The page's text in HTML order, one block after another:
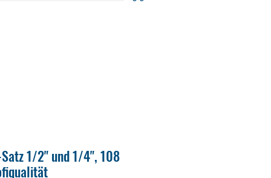
1/2" und 1/4", 108